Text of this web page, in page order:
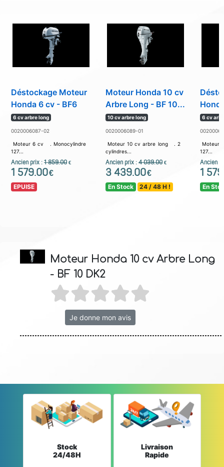
Déstockage Moteur
Honda 6 cv - BF6
6 cv arbre long
0020006087-02
Moteur 6 cv . Monocylindre
127...
Ancien prix : 1 859.00 €
1 579.00€
EPUISE
Moteur Honda 10 cv
Arbre Long - BF 10...
10 cv arbre long
0020006089-01
Moteur 10 cv arbre long . 2
cylindres...
Ancien prix : 4 039.00 €
3 439.00€
En Stock 24 / 48 H !
6 cv
Moteur
127...
Ancien
1
En
Moteur Honda 10 cv Arbre Long
- BF 10 DK2
Je donne mon avis
Stock
24/48H
Livraison
Rapide